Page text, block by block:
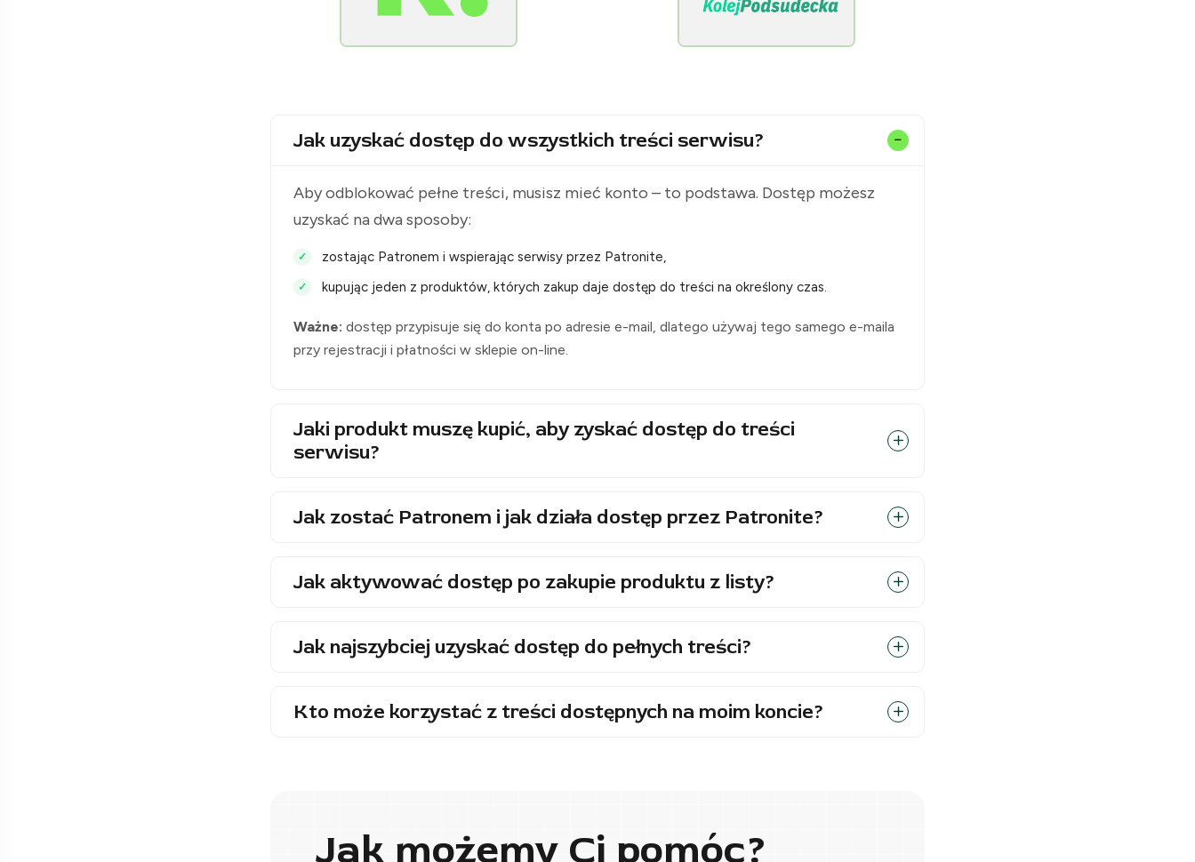
Jak uzyskać dostęp do wszystkich treści serwisu?
Aby odblokować pełne treści, musisz mieć konto – to podstawa. Dostęp możesz
uzyskać na dwa sposoby:
zostając Patronem i wspierając serwisy przez Patronite,
kupując jeden z produktów, których zakup daje dostęp do treści na określony czas.
Ważne: dostęp przypisuje się do konta po adresie e-mail, dlatego używaj tego samego e-maila
przy rejestracji i płatności w sklepie on-line.
Jaki produkt muszę kupić, aby zyskać dostęp do treści
serwisu?
Jak zostać Patronem i jak działa dostęp przez Patronite?
Jak aktywować dostęp po zakupie produktu z listy?
Jak najszybciej uzyskać dostęp do pełnych treści?
Kto może korzystać z treści dostępnych na moim koncie?
Jak możemy Ci pomóc?